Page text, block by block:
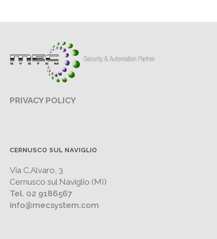
PRIVACY POLICY
CERNUSCO SUL NAVIGLIO
Via C.Alvaro, 3
Cernusco sul Naviglio (MI)
Tel. 02 9186567
info@mecsystem.com